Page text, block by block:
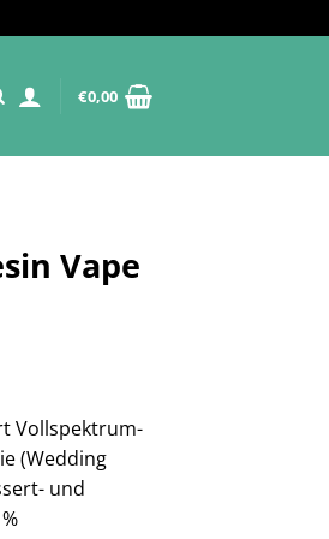
€0,00
Vape
Vollspektrum-
(Wedding
und